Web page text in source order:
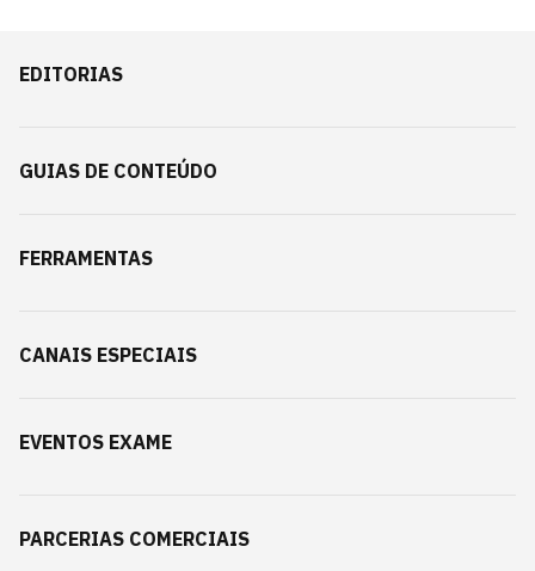
EDITORIAS
GUIAS DE CONTEÚDO
FERRAMENTAS
CANAIS ESPECIAIS
EVENTOS EXAME
PARCERIAS COMERCIAIS